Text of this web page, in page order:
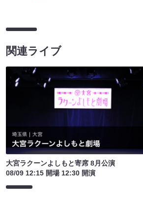
関連ライブ
大宮ラクーンよしもと寄席 8月公演
08/09 12:15 開場 12:30 開演